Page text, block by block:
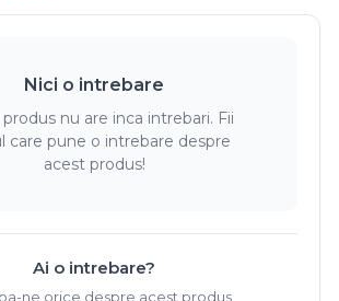
Nici o intrebare
nu are inca intrebari. Fii
care pune o intrebare despre
acest produs!
Ai o intrebare?
ne orice despre acest produs